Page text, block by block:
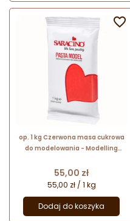
op. 1 kg Czerwona masa cukrowa
do modelowania - Modelling
elastyczna
Cena
55,00 zł
55,00 zł / 1 kg
Dodaj do koszyka
